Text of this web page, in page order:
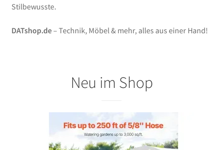
Stilbewusste.
DATshop.de– Technik, Möbel & mehr, alles aus einer Hand!
Neu im Shop